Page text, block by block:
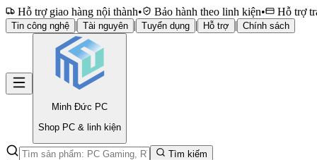
Hỗ trợ giao hàng nội thành• Bảo hành theo linh kiện• Hỗ trợ
Tin công nghệ | Tài nguyên | Tuyển dụng | Hỗ trợ | Chính sách
Minh Đức PC
Shop PC & linh kiện
Tìm kiếm